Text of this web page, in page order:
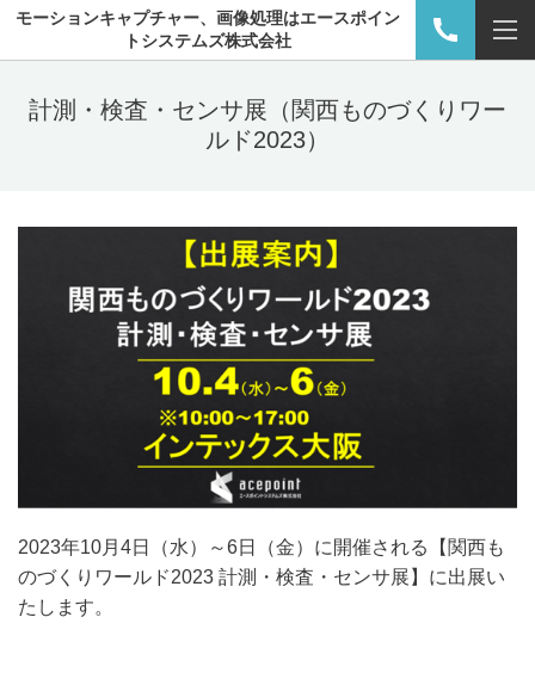
モーションキャプチャー、画像処理はエースポイン
トシステムズ株式会社
計測・検査・センサ展（関西ものづくりワー
ルド2023）
2023年10月4日（水）～6日（金）に開催される【 関西も
のづくりワールド2023 計測・検査・センサ展】 に出展い
たします。